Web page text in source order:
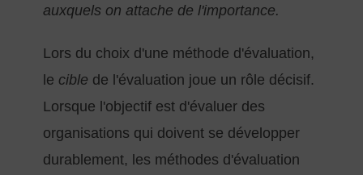
auxquels on attache de l'importance.
Lors du choix d'une méthode d'évaluation,
le cible de l'évaluation joue un rôle décisif.
Lorsque l'objectif est d'évaluer des
organisations qui doivent se développer
durablement, les méthodes d'évaluation